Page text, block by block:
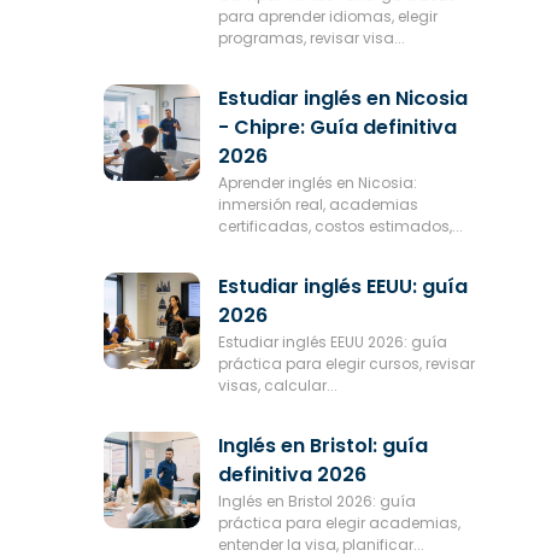
para aprender idiomas, elegir
programas, revisar visa...
Estudiar inglés en Nicosia
- Chipre: Guía definitiva
2026
Aprender inglés en Nicosia:
inmersión real, academias
certificadas, costos estimados,...
Estudiar inglés EEUU: guía
2026
Estudiar inglés EEUU 2026: guía
práctica para elegir cursos, revisar
visas, calcular...
Inglés en Bristol: guía
definitiva 2026
Inglés en Bristol 2026: guía
práctica para elegir academias,
entender la visa, planificar...